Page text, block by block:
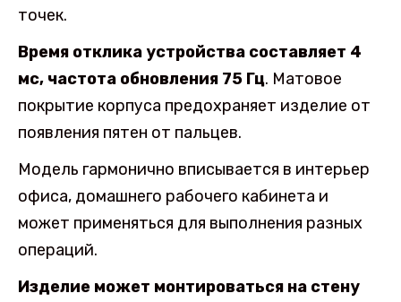
точек.
Время отклика устройства составляет 4
мс, частота обновления 75 Гц. Матовое
покрытие корпуса предохраняет изделие от
появления пятен от пальцев.
Модель гармонично вписывается в интерьер
офиса, домашнего рабочего кабинета и
может применяться для выполнения разных
операций.
Изделие может монтироваться на стену